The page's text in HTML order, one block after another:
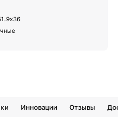
Инновации Отзывы